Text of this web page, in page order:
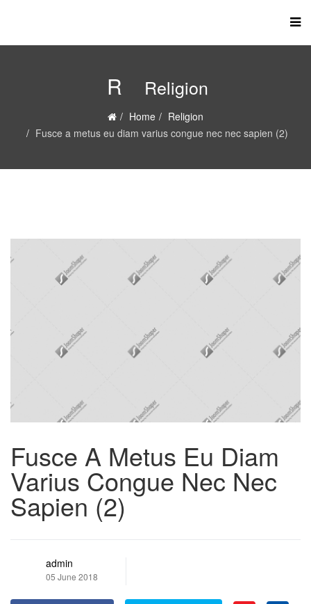
R Religion
Home
Religion
Fusce a metus eu diam varius congue nec nec sapien (2)
Fusce A Metus Eu Diam
Varius Congue Nec Nec
Sapien (2)
admin
05 June 2018